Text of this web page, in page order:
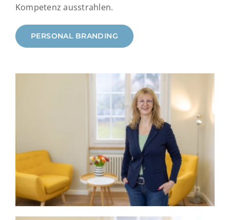
KONTAKT
Kompetenz ausstrahlen.
PERSONAL BRANDING